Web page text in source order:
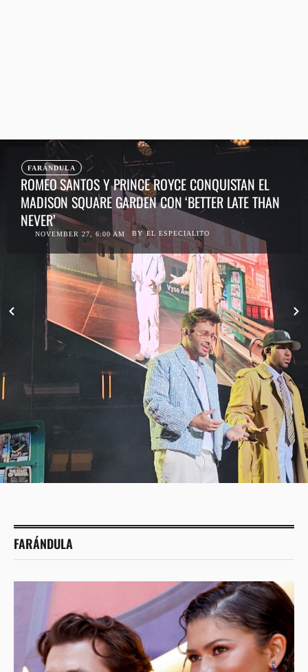
FARÁNDULA
ROMEO SANTOS Y PRINCE ROYCE CONQUISTAN EL
MADISON SQUARE GARDEN CON ‘BETTER LATE THAN
NEVER’
NOVEMBER 27, 6:00 AM BY EL ESPECIALITO
FARÁNDULA